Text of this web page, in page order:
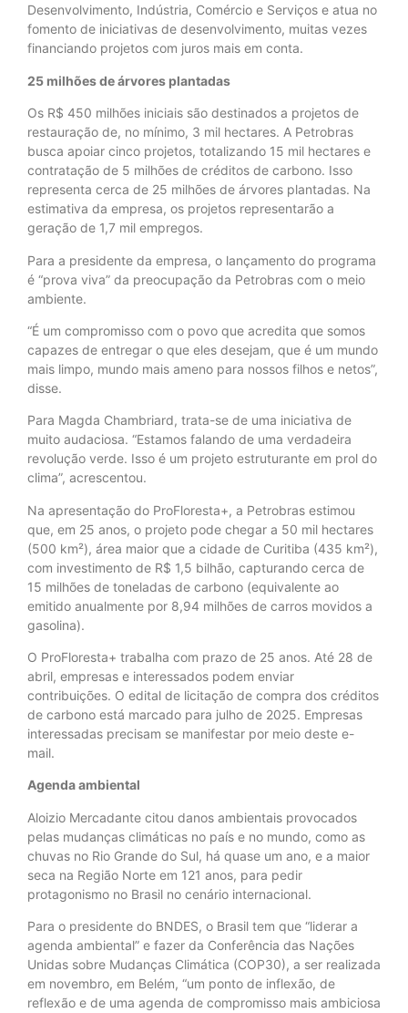
Desenvolvimento, Indústria, Comércio e Serviços e atua no
fomento de iniciativas de desenvolvimento, muitas vezes
financiando projetos com juros mais em conta.
25 milhões de árvores plantadas
Os R$ 450 milhões iniciais são destinados a projetos de
restauração de, no mínimo, 3 mil hectares. A Petrobras
busca apoiar cinco projetos, totalizando 15 mil hectares e
contratação de 5 milhões de créditos de carbono. Isso
representa cerca de 25 milhões de árvores plantadas. Na
estimativa da empresa, os projetos representarão a
geração de 1,7 mil empregos.
Para a presidente da empresa, o lançamento do programa
é “prova viva” da preocupação da Petrobras com o meio
ambiente.
“É um compromisso com o povo que acredita que somos
capazes de entregar o que eles desejam, que é um mundo
mais limpo, mundo mais ameno para nossos filhos e netos”,
disse.
Para Magda Chambriard, trata-se de uma iniciativa de
muito audaciosa. “Estamos falando de uma verdadeira
revolução verde. Isso é um projeto estruturante em prol do
clima”, acrescentou.
Na apresentação do ProFloresta+, a Petrobras estimou
que, em 25 anos, o projeto pode chegar a 50 mil hectares
(500 km²), área maior que a cidade de Curitiba (435 km²),
com investimento de R$ 1,5 bilhão, capturando cerca de
15 milhões de toneladas de carbono (equivalente ao
emitido anualmente por 8,94 milhões de carros movidos a
gasolina).
O ProFloresta+ trabalha com prazo de 25 anos. Até 28 de
abril, empresas e interessados podem enviar
contribuições. O edital de licitação de compra dos créditos
de carbono está marcado para julho de 2025. Empresas
interessadas precisam se manifestar por meio deste e-
mail.
Agenda ambiental
Aloizio Mercadante citou danos ambientais provocados
pelas mudanças climáticas no país e no mundo, como as
chuvas no Rio Grande do Sul, há quase um ano, e a maior
seca na Região Norte em 121 anos, para pedir
protagonismo no Brasil no cenário internacional.
Para o presidente do BNDES, o Brasil tem que “liderar a
agenda ambiental” e fazer da Conferência das Nações
Unidas sobre Mudanças Climática (COP30), a ser realizada
em novembro, em Belém, “um ponto de inflexão, de
reflexão e de uma agenda de compromisso mais ambiciosa